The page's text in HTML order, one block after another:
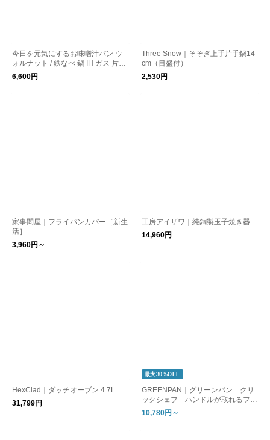
今日を元気にするお味噌汁パン ウ
ォルナット / 鉄なべ 鍋 IH ガス 片手
鍋 鉄分補給
6,600円
Three Snow｜そそぎ上手片手鍋14
cm（目盛付）
2,530円
家事問屋｜フライパンカバー［新生
活］
3,960円～
工房アイザワ｜純銅製玉子焼き器
14,960円
HexClad｜ダッチオーブン 4.7L
31,799円
最大30%OFF
GREENPAN｜グリーンパン クリ
ックシェフ ハンドルが取れるフラ
イパンセット
10,780円～